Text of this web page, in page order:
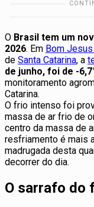
O Brasil tem um
2026. Em Bom
de Santa Catarina, a
de junho, foi de -
monitoramento
Catarina.
O frio intenso foi
massa de ar frio de
centro da massa de
resfriamento é mais
madrugada desta
decorrer do dia.
O sarrafo do